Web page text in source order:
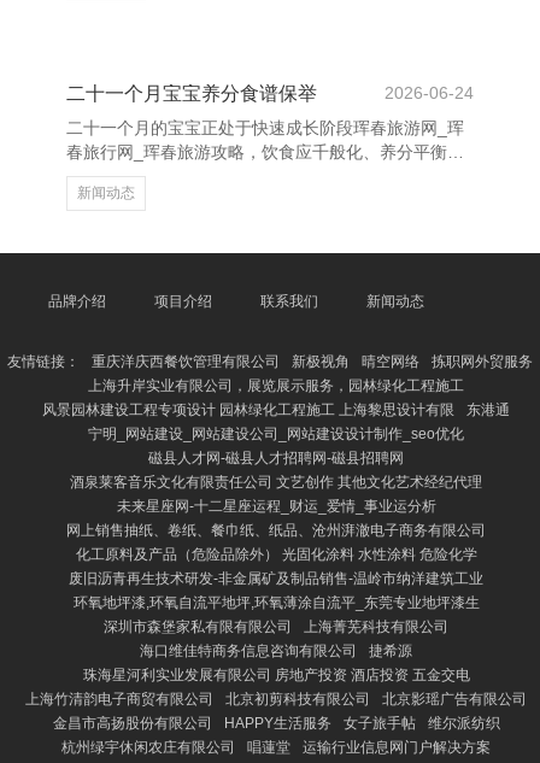
营销、告白投放等边幅增强品牌影响力。**数字营销专
外交媒体营销及电子邮件营销等。 此外，**销售司
二十一个月宝宝养分食谱保举
2026-06-24
二十一个月的宝宝正处于快速成长阶段珲春旅游网_珲
春旅行网_珲春旅游攻略，饮食应千般化、养分平衡，
以振奋其体魄和才气发展的需求。此时的宝宝已能自主
进食大部分食物，但需注意食材的软硬度和调味的清
和微量元素的摄入。下昼可提供奶酪或酸奶，手脚钙质
和蔬菜，如胡萝卜、菠
新闻动态
品牌介绍 项目介绍 联系我们 新闻动态
友情链接： 重庆洋庆西餐饮管理有限公司 新极视角 晴空网络
拣职网外贸服务
上海升岸实业有限公司，展览展示服务，园林绿化工程施工
风景园林建设工程专项设计 园林绿化工程施工 上海黎思设计有限
东港通
宁明_网站建设_网站建设公司_网站建设设计制作_seo优化
磁县人才网-磁县人才招聘网-磁县招聘网
酒泉莱客音乐文化有限责任公司 文艺创作 其他文化艺术经纪代理
未来星座网-十二星座运程_财运_爱情_事业运分析
网上销售抽纸、卷纸、餐巾纸、纸品、沧州湃澈电子商务有限公司
化工原料及产品（危险品除外） 光固化涂料 水性涂料 危险化学
废旧沥青再生技术研发-非金属矿及制品销售-温岭市纳洋建筑工业
环氧地坪漆,环氧自流平地坪,环氧薄涂自流平_东莞专业地坪漆生
深圳市森堡家私有限有限公司
上海菁芜科技有限公司
海口维佳特商务信息咨询有限公司
捷希源
珠海星河利实业发展有限公司 房地产投资 酒店投资 五金交电
上海竹清韵电子商贸有限公司
北京初剪科技有限公司
北京影瑶广告有限公司
金昌市高扬股份有限公司
HAPPY生活服务 女子旅手帖
维尔派纺织
杭州绿宇休闲农庄有限公司
唱蓮堂
运输行业信息网门户解决方案